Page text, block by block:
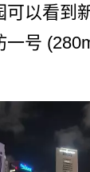
可以看到
一号